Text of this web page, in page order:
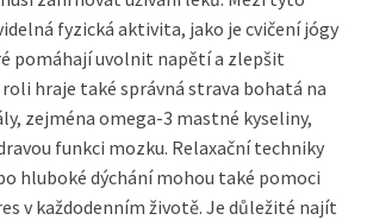
fyzická aktivita, jako je cvičení jógy
pomáhají uvolnit napětí a zlepšit
hraje také správná strava bohatá na
zejména omega-3 mastné kyseliny,
funkci mozku. Relaxační techniky
hluboké dýchání mohou také pomoci
v každodenním životě. Je důležité najít